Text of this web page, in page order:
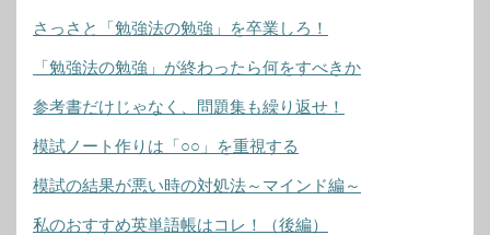
さっさと「勉強法の勉強」を卒業しろ！
「勉強法の勉強」が終わったら何をすべきか
参考書だけじゃなく、問題集も繰り返せ！
模試ノート作りは「○○」を重視する
模試の結果が悪い時の対処法～マインド編～
私のおすすめ英単語帳はコレ！（後編）